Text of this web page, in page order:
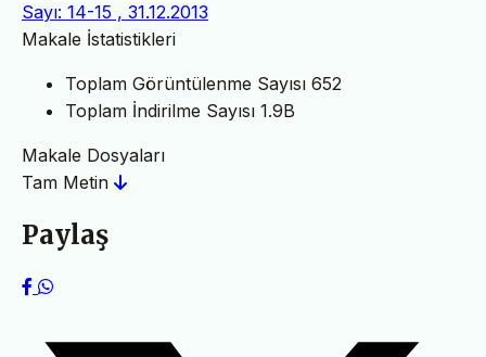
Sayı: 14-15 , 31.12.2013
Makale İstatistikleri
Toplam Görüntülenme Sayısı 652
Toplam İndirilme Sayısı 1.9B
Makale Dosyaları
Tam Metin
Paylaş